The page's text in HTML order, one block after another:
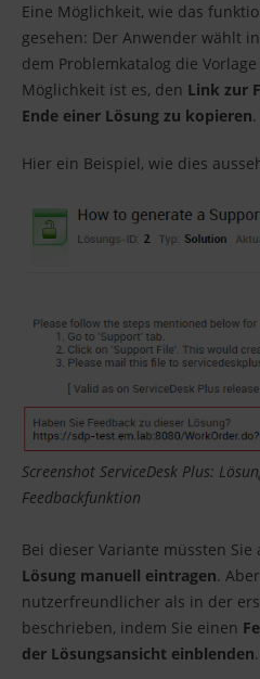
Eine Möglichkeit, wie das
gesehen: Der Anwender wählt
dem Problemkatalog die
Möglichkeit ist es, den Link zur
Ende einer Lösung zu kopieren.
Hier ein Beispiel, wie dies
Screenshot ServiceDesk Plus:
Feedbackfunktion
Bei dieser Variante müssten Sie
Lösung manuell eintragen.
nutzerfreundlicher als in der
beschrieben, indem Sie einen
der Lösungsansicht einblenden.